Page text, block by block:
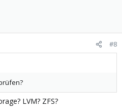
#8
LVM? ZFS?